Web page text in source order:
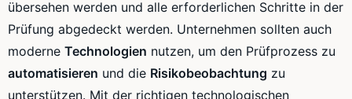
übersehen werden und alle erforderlichen Schritte in der
Prüfung abgedeckt werden. Unternehmen sollten auch
moderne Technologien nutzen, um den Prüfprozess zu
automatisieren und die Risikobeobachtung zu
unterstützen. Mit der richtigen technologischen